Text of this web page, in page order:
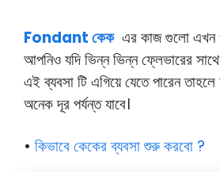
Fondant কেকএর কাজ গুলো এখন
আপনিও যদি ভিন্ন ভিন্ন ফ্লেভারের
এই ব্যবসা টি এগিয়ে যেতে পারেন
অনেক দূর পর্যন্ত যাবে।
• কিভাবে কেকের ব্যবসা শুরু করবো ?